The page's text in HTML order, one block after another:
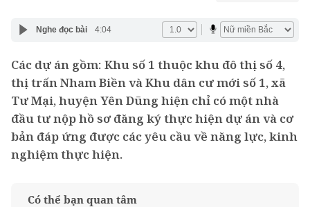
Nghe đọc bài 4:04
Các dự án gồm: Khu số 1 thuộc khu đô thị số 4,
thị trấn Nham Biền và Khu dân cư mới số 1, xã
Tư Mại, huyện Yên Dũng hiện chỉ có một nhà
đầu tư nộp hồ sơ đăng ký thực hiện dự án và cơ
bản đáp ứng được các yêu cầu về năng lực, kinh
nghiệm thực hiện.
Có thể bạn quan tâm